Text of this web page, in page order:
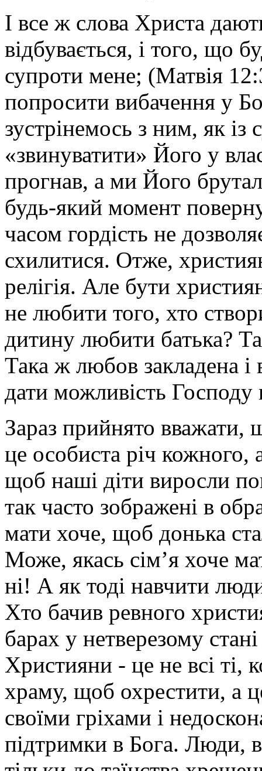
І все ж слова Христа
відбувається, і того, що
супроти мене; (Матвія
попросити вибачення у
зустрінемось з ним, як
«звинуватити» Його у
прогнав, а ми Його
будь-який момент
часом гордість не
схилитися. Отже,
релігія. Але бути
не любити того, хто
дитину любити батька?
Така ж любов закладена
дати можливість
Зараз прийнято вважати,
це особиста річ
щоб наші діти виросли
так часто зображені в
мати хоче, щоб донька
Може, якась сім’я хоче
ні! А як тоді навчити
Хто бачив ревного
барах у нетверезому
Християни - це не всі ті,
храму, щоб охрестити, а
своїми гріхами і
підтримки в Бога. Люди,